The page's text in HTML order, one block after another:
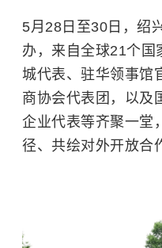
5月28日至30日，绍
办，来自全球21个国
城代表、驻华领事馆
商协会代表团，以及
企业代表等齐聚一堂
径、共绘对外开放合